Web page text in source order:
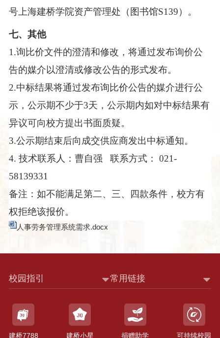
号上海建桥学院资产管理处（图书馆S139）。
七、其他
1.询比价文件的澄清和修改，将通过发布询价公
告的媒介以澄清或修改公告的形式发布。
2.中标结果将通过发布询比价公告的媒介进行公
示，公示期不少于3天，公示期内如对中标结果有
异议可向校方提出书面质疑。
3.公示期结束后向成交供应商发出中标通知。
4. 技术联系人：曹自强 联系方式：
021-
58139331
备注：如不能满足第二、三、四款条件，校方有
权拒绝该报价。
人事劳务管理系统需求.docx
校园指引 常用链接
建桥7788 建桥小星 捐赠助学 可持续校园